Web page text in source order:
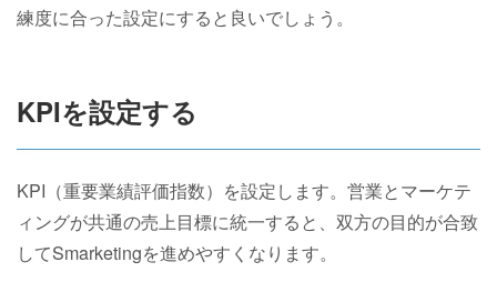
練度に合った設定にすると良いでしょう。
KPIを設定する
KPI（重要業績評価指数）を設定します。営業とマーケテ
ィングが共通の売上目標に統一すると、双方の目的が合致
してSmarketingを進めやすくなります。